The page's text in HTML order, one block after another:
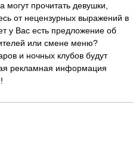
прочитать девушки,
от нецензурных выражений в
у Вас есть предложение об
или смене меню?
и ночных клубов будут
рекламная информация